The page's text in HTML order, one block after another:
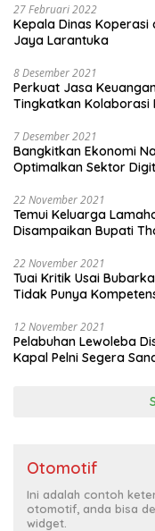
27 Februari 2022
Kepala Dinas Koperasi
Jaya Larantuka
8 Desember 2021
Perkuat Jasa
Tingkatkan Kolaborasi
7 Desember 2021
Bangkitkan Ekonomi
Optimalkan Sektor
22 November 2021
Temui Keluarga
Disampaikan Bupati
22 November 2021
Tuai Kritik Usai
Tidak Punya
12 November 2021
Pelabuhan Lewoleba
Kapal Pelni Segera
Otomotif
Ini adalah contoh
otomotif, anda bisa
widget.